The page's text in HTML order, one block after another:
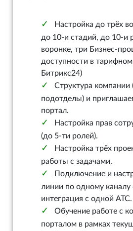
Настройка до трёх
до 10-и стадий, до 10-и
воронке, три Бизнес-
доступности в
Битрикс24)
Структура компании
подотделы) и
портал.
Настройка прав
(до 5-ти ролей).
Настройка трёх
работы с задачами.
Подключение и
линии по одному каналу
интеграция с одной АТС.
Обучение работе с
порталом в рамках